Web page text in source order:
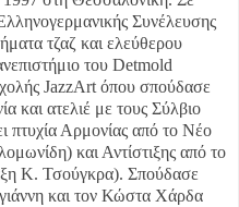
Συνέλευσης
τζαζ και ελεύθερου
του Detmold
JazzArt όπου σπούδασε
και ατελιέ με τους Σύλβιο
πτυχία Αρμονίας από το Νέο
και Αντίστιξης από το
Κ. Τσούγκρα). Σπούδασε
και τον Κώστα Χάρδα